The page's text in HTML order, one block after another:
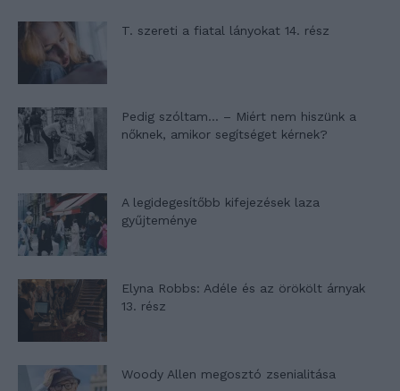
T. szereti a fiatal lányokat 14. rész
Pedig szóltam… – Miért nem hiszünk a
nőknek, amikor segítséget kérnek?
A legidegesítőbb kifejezések laza
gyűjteménye
Elyna Robbs: Adéle és az örökölt árnyak
13. rész
Woody Allen megosztó zsenialitása